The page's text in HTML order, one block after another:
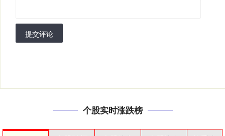
提交评论
个股实时涨跌榜